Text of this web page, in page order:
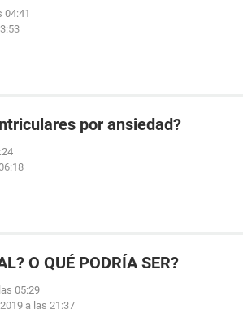
04:41
por ansiedad?
O QUÉ PODRÍA SER?
05:29
a las 21:37